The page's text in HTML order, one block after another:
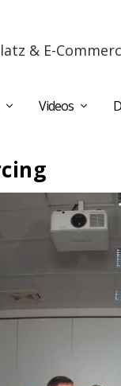
& E-
Videos